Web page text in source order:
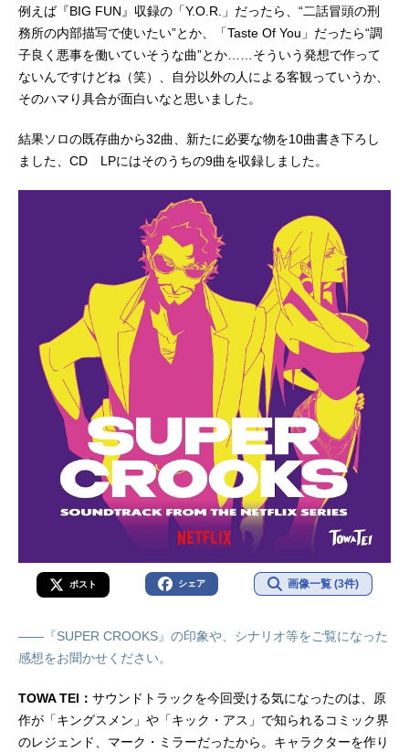
例えば『BIG FUN』収録の「Y.O.R.」だったら、“二話冒頭の刑
務所の内部描写で使いたい”とか、「Taste Of You」だったら“調
子良く悪事を働いていそうな曲”とか……そういう発想で作って
ないんですけどね（笑）、自分以外の人による客観っていうか、
そのハマり具合が面白いなと思いました。
結果ソロの既存曲から32曲、新たに必要な物を10曲書き下ろし
ました、CD LPにはそのうちの9曲を収録しました。
ポスト シェア 画像一覧 (3件)
――『SUPER CROOKS』の印象や、シナリオ等をご覧になった
感想をお聞かせください。
TOWA TEI： サウンドトラックを今回受ける気になったのは、原
作が「キングスメン」や「キック・アス」で知られるコミック界
のレジェンド、マーク・ミラーだったから。キャラクターを作り